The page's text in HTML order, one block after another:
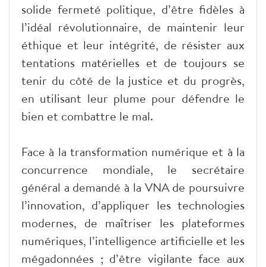
solide fermeté politique, d’être fidèles à
l’idéal révolutionnaire, de maintenir leur
éthique et leur intégrité, de résister aux
tentations matérielles et de toujours se
tenir du côté de la justice et du progrès,
en utilisant leur plume pour défendre le
bien et combattre le mal.
Face à la transformation numérique et à la
concurrence mondiale, le secrétaire
général a demandé à la VNA de poursuivre
l’innovation, d’appliquer les technologies
modernes, de maîtriser les plateformes
numériques, l’intelligence artificielle et les
mégadonnées ; d’être vigilante face aux